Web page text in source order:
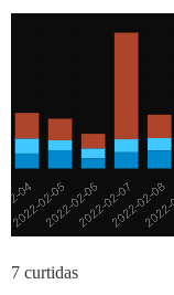
7 curtidas